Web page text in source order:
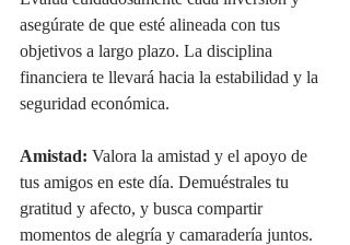
asegúrate de que esté alineada con tus
objetivos a largo plazo. La disciplina
financiera te llevará hacia la estabilidad y la
seguridad económica.
Amistad: Valora la amistad y el apoyo de
tus amigos en este día. Demuéstrales tu
gratitud y afecto, y busca compartir
momentos de alegría y camaradería juntos.